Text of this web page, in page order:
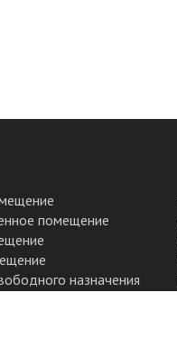
помещение
назначения